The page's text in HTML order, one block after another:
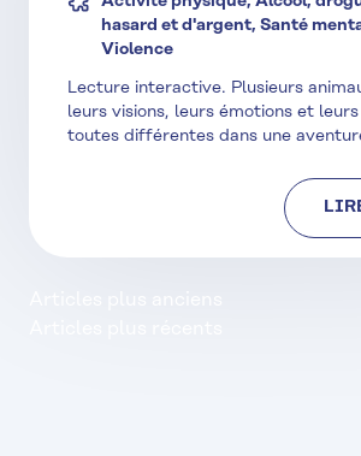
hasard et d'argent, Santé
Violence
Lecture interactive. Plusieurs
leurs visions, leurs émotions et
toutes différentes dans une